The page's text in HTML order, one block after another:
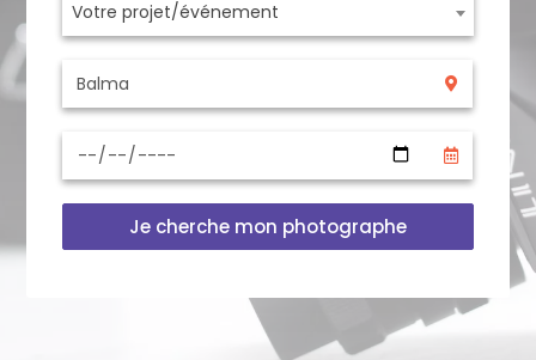
Votre projet/événement
Je cherche mon photographe